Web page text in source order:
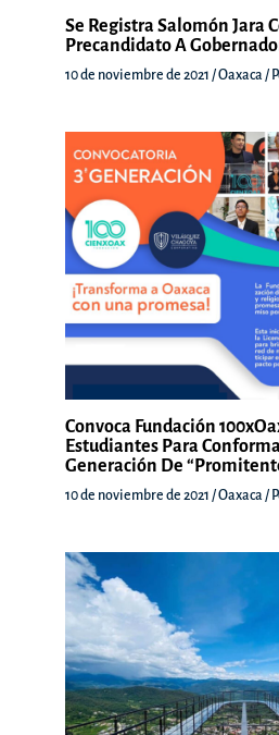
Se Registra Salomón Jara
Precandidato A
10 de noviembre de 2021 /Oaxaca /
Convoca Fundación
Estudiantes Para
Generación De
10 de noviembre de 2021 /Oaxaca /